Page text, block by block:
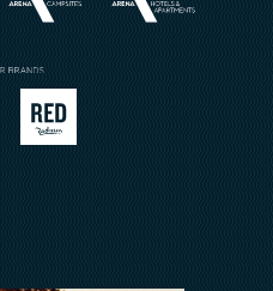
Buchungsanfrage
Wir Halten zusammen